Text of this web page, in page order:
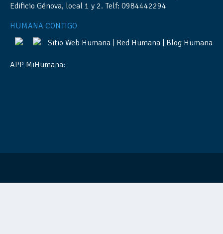
Edificio Génova, local 1 y 2. Telf: 0984442294
HUMANA CONTIGO
Sitio Web Humana | Red Humana | Blog Humana
APP MiHumana: